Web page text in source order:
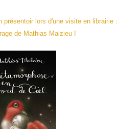
présentoir lors d'une visite en librairie :
de Mathias Malzieu !